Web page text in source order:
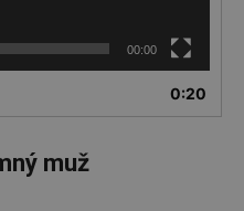
00:00
0:20
muž